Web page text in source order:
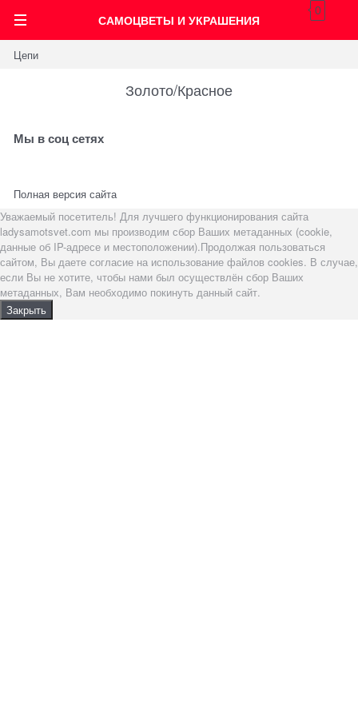
САМОЦВЕТЫ И УКРАШЕНИЯ
0
Цепи
Золото/Красное
Мы в соц сетях
Полная версия сайта
Уважаемый посетитель! Для лучшего функционирования сайта
ladysamotsvet.com мы производим сбор Ваших метаданных (cookie,
данные об IP-адресе и местоположении).Продолжая пользоваться
сайтом, Вы даете согласие на использование файлов cookies. В случае,
если Вы не хотите, чтобы нами был осуществлён сбор Ваших
метаданных, Вам необходимо покинуть данный сайт.
Закрыть